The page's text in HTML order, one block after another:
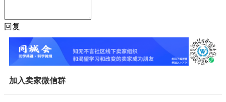
回复
加入卖家微信群